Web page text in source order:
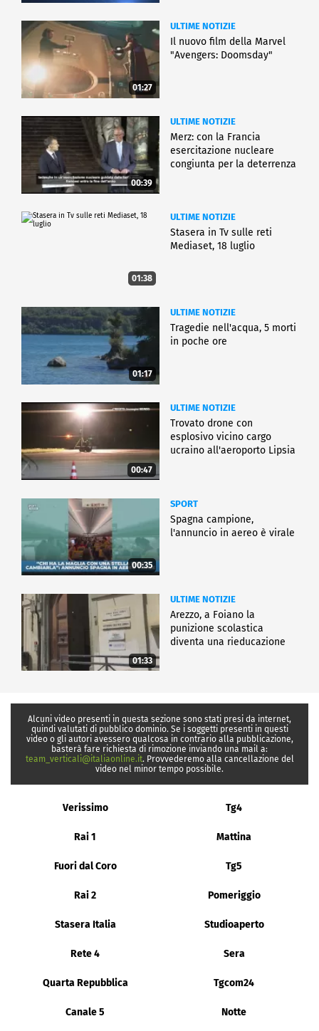
01:27
ULTIME NOTIZIE
Il nuovo film della Marvel
"Avengers: Doomsday"
00:39
ULTIME NOTIZIE
Merz: con la Francia
esercitazione nucleare
congiunta per la deterrenza
01:38
ULTIME NOTIZIE
Stasera in Tv sulle reti
Mediaset, 18 luglio
01:17
ULTIME NOTIZIE
Tragedie nell'acqua, 5 morti
in poche ore
00:47
ULTIME NOTIZIE
Trovato drone con
esplosivo vicino cargo
ucraino all'aeroporto Lipsia
00:35
SPORT
Spagna campione,
l'annuncio in aereo è virale
01:33
ULTIME NOTIZIE
Arezzo, a Foiano la
punizione scolastica
diventa una rieducazione
Alcuni video presenti in questa sezione sono stati presi da internet,
quindi valutati di pubblico dominio. Se i soggetti presenti in questi
video o gli autori avessero qualcosa in contrario alla pubblicazione,
basterà fare richiesta di rimozione inviando una mail a:
team_verticali@italiaonline.it. Provvederemo alla cancellazione del
video nel minor tempo possibile.
Verissimo Tg4
Rai 1 Mattina
Fuori dal Coro Tg5
Rai 2 Pomeriggio
Stasera Italia Studioaperto
Rete 4 Sera
Quarta Repubblica Tgcom24
Canale 5 Notte